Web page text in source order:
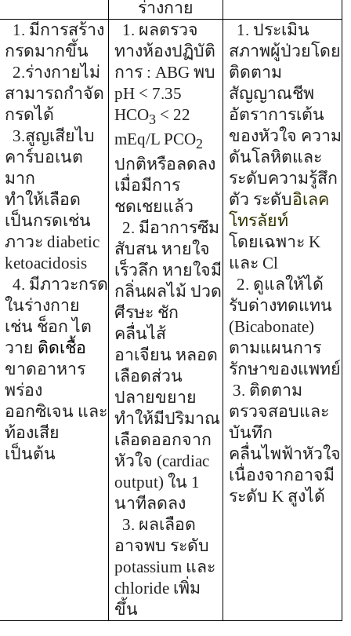
ร่างกาย
1. มีการสร้าง
กรดมากขึ้น
2.ร่างกายไม่
สามารถกำจัด
กรดได้
3.สูญเสียไบ
คาร์บอเนต
มาก
ทำให้เลือด
เป็นกรดเช่น
ภาวะ diabetic
ketoacidosis
4. มีภาวะกรด
ในร่างกาย
เช่น ช็อก ไต
วาย ติดเชื้อ
ขาดอาหาร
พร่อง
ออกซิเจน และ
ท้องเสีย
เป็นต้น
1. ผลตรวจ
ทางห้องปฏิบัติ
การ : ABGพบ
pH < 7.35
HCO3 < 22
mEq/L PCO2
ปกติหรือลดลง
เมื่อมีการ
ชดเชยแล้ว
2. มีอาการซึม
สับสน หายใจ
เร็วลึก หายใจมี
กลิ่นผลไม้ ปวด
ศีรษะ ชัก
คลื่นไส้
อาเจียน หลอด
เลือดส่วน
ปลายขยาย
ทำให้มีปริมาณ
เลือดออกจาก
หัวใจ (cardiac
output)ใน 1
นาทีลดลง
3. ผลเลือด
อาจพบ ระดับ
potassium และ
chloride เพิ่ม
ขึ้น
1. ประเมิน
สภาพผู้ป่วยโดย
ติดตาม
สัญญาณชีพ
อัตราการเต้น
ของหัวใจ ความ
ดันโลหิตและ
ระดับความรู้สึก
ตัว ระดับอิเลค
โทรลัยท์
โดยเฉพาะK
และCl
2. ดูแลให้ได้
รับด่างทดแทน
(Bicabonate)
ตามแผนการ
รักษาของแพทย์
3. ติดตาม
ตรวจสอบและ
บันทึก
คลื่นไพฟ้าหัวใจ
เนื่องจากอาจมี
ระดับK สูงได้